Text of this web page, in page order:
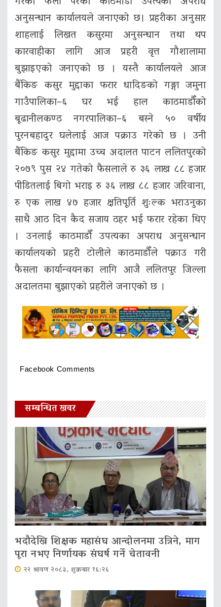
अनुसन्धान कार्यालयले जनाएको छ। प्रहरीका अनुसार
शाहलाई लिखत कसुरमा अनुसन्धान तथा थप
कारवाहीका लागि आज प्रहरी वृत्त गौशालामा
बुझाइएको जनाएको छ । यस्तै कार्यालयले आज
बैंकिङ कसुर मुद्दाका फरार धादिङको गङ्गा जमुना
गाउँपालिका–६ घर भई हाल काठमाडौँको
बूढानीलकण्ठ नगरपालिका–६ बस्ने ५० वर्षीय
पुरनबहादुर घलेलाई आज पक्राउ गरेको छ । उनी
बैंकिङ कसुर मुद्दामा उच्च अदालत पाटन ललितपुरको
२०७९ पुस २४ गतेको फैसलाले रु ३६ लाख ८८ हजार
पीडितलाई बिगो भराइ रु ३६ लाख ८८ हजार जरिवाना,
रु एक लाख ४७ हजार क्षतिपूर्ति शुःल्क भराउनुका
साथै आठ दिन कैद सजाय ठहर भई फरार रहेका थिए
। उनलाई काठमाडौँ उपत्यका अपराध अनुसन्धान
कार्यालयको प्रहरी टोलीले काठमाडौँले पक्राउ गरी
फैसला कार्यान्वयनका लागि आजै ललितपुर जिल्ला
अदालतमा बुझाएको प्रहरीले जनाएको छ ।
Facebook Comments
सम्बन्धित खवर
भदौदेखि शिक्षक महासंघ आन्दोलनमा उत्रिने, माग
पूरा नभए निर्णायक संघर्ष गर्ने चेतावनी
२२ श्रावण २०८३, शुक्रबार १६:२६